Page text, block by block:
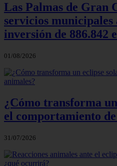
Las Palmas de Gran
servicios municipales
inversión de 886.842
01/08/2026
¿Cómo transforma
el comportamiento
31/07/2026